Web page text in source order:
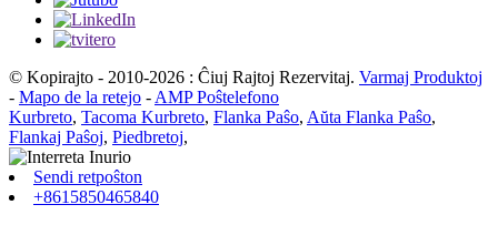
© Kopirajto - 2010-2026 : Ĉiuj Rajtoj Rezervitaj. Varmaj Produktoj
- Mapo de la retejo - AMP Poŝtelefono
Kurbreto, Tacoma Kurbreto, Flanka Paŝo, Aŭta Flanka Paŝo,
Flankaj Paŝoj, Piedbretoj,
Sendi retpoŝton
+8615850465840